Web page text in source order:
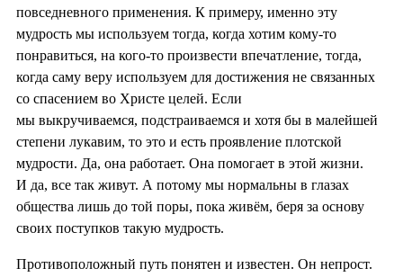
повседневного применения. К примеру, именно эту
мудрость мы используем тогда, когда хотим кому-то
понравиться, на кого-то произвести впечатление, тогда,
когда саму веру используем для достижения не связанных
со спасением во Христе целей. Если
мы выкручиваемся, подстраиваемся и хотя бы в малейшей
степени лукавим, то это и есть проявление плотской
мудрости. Да, она работает. Она помогает в этой жизни.
И да, все так живут. А потому мы нормальны в глазах
общества лишь до той поры, пока живём, беря за основу
своих поступков такую мудрость.
Противоположный путь понятен и известен. Он непрост.